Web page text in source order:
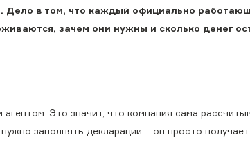
Дело в том, что каждый официально
зачем они нужны и сколько денег
Это значит, что компания сама
заполнять декларации – он просто получает